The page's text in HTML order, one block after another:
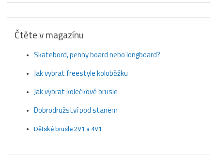
Čtěte v magazínu
Skatebord, penny board nebo longboard?
Jak vybrat freestyle koloběžku
Jak vybrat kolečkové brusle
Dobrodružství pod stanem
Dětské brusle 2V1 a 4V1